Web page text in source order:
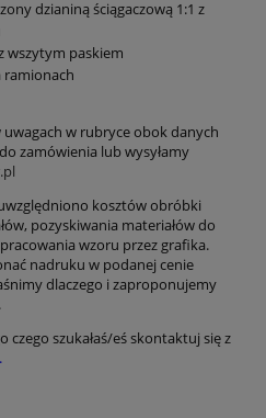
dzianiną ściągaczową 1:1 z
wszytym paskiem
ramionach
w rubryce obok danych
zamówienia lub wysyłamy
kosztów obróbki
pozyskiwania materiałów do
wzoru przez grafika.
nadruku w podanej cenie
dlaczego i zaproponujemy
czego szukałaś/eś skontaktuj się z